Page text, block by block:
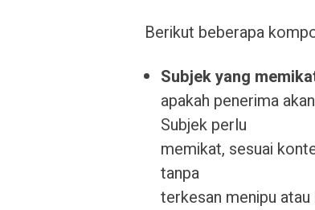
Berikut beberapa
Subjek yang
apakah penerima
Subjek perlu
memikat, sesuai
tanpa
terkesan menipu